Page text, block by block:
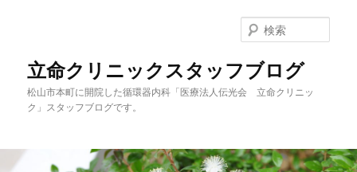
立命クリニックスタッフブログ
松山市本町に開院した循環器内科「医療法人伝光会 立命クリニッ
ク」スタッフブログです。
索